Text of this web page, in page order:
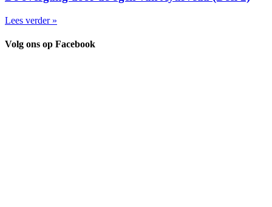
Lees verder »
Volg ons op Facebook